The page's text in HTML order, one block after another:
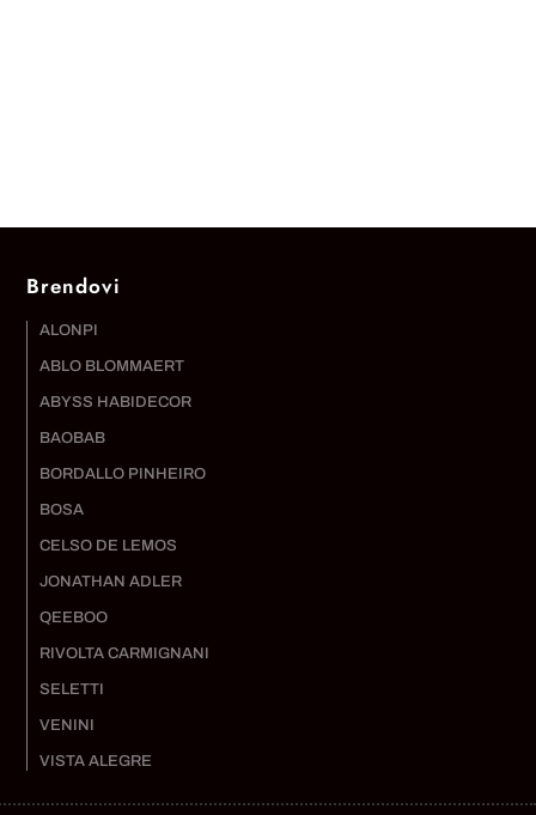
Brendovi
ALONPI
ABLO BLOMMAERT
ABYSS HABIDECOR
BAOBAB
BORDALLO PINHEIRO
BOSA
CELSO DE LEMOS
JONATHAN ADLER
QEEBOO
RIVOLTA CARMIGNANI
SELETTI
VENINI
VISTA ALEGRE